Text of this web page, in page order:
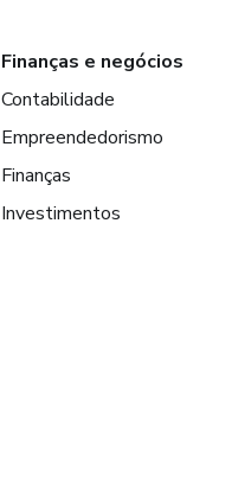
Finanças e negócios
Contabilidade
Empreendedorismo
Finanças
Investimentos